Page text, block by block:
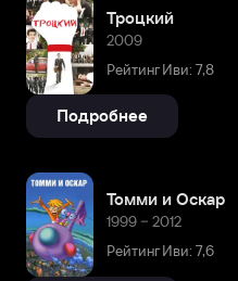
Троцкий
2009
Рейтинг Иви: 7,8
Подробнее
Томми и Оскар
1999 – 2012
Рейтинг Иви: 7,6